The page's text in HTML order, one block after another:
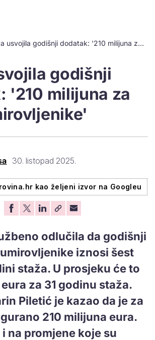
Vlada usvojila godišnji dodatak: '210 milijuna za naše umirovljenike'
godišnji
'210 milijuna za
30. listopad 2025.
kao željeni izvor na Googleu
odlučila da godišnji
iznosi šest
staža. U prosjeku će to
za 31 godinu staža.
Piletić je kazao da je za
210 milijuna eura.
na promjene koje su